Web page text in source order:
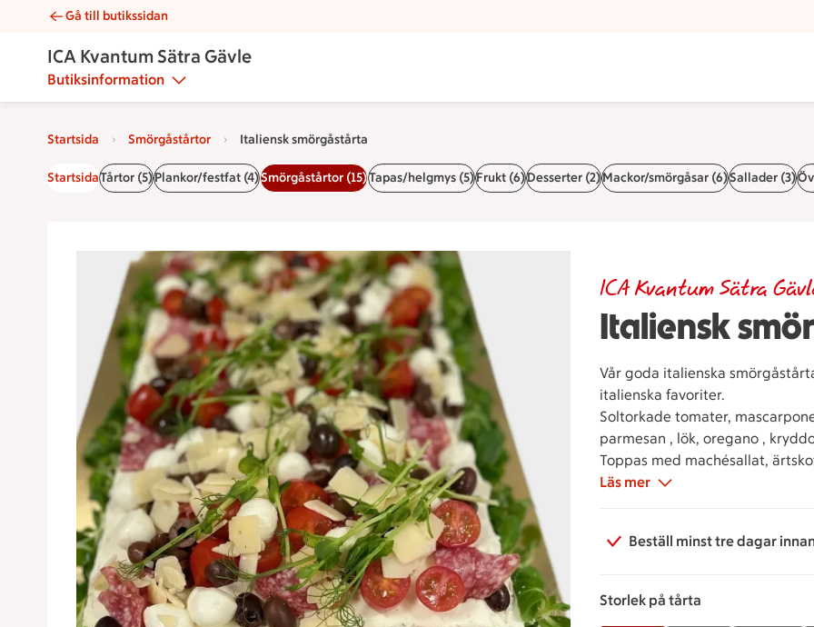
Italiensk smörgåstårta | Catering ICA Kvantum Sätra Gävle
Gå till butikssidan
ICA Kvantum Sätra Gävle
Butiksinformation
Startsida Smörgåstårtor Italiensk smörgåstårta
StartsidaTårtor (5)Plankor/festfat (4)Smörgåstårtor (15)Tapas/helgmys (5)Frukt (6)Desserter (2)Mackor/smörgåsar (6)Sallader (3)
Italiensk
ICA Kvantum Sätra
Vår goda italienska
italienska favoriter.
Soltorkade tomater,
parmesan , lök, oregano ,
Toppas med machésallat,
Läs mer
Beställ minst tre dagar
Storlek på tårta